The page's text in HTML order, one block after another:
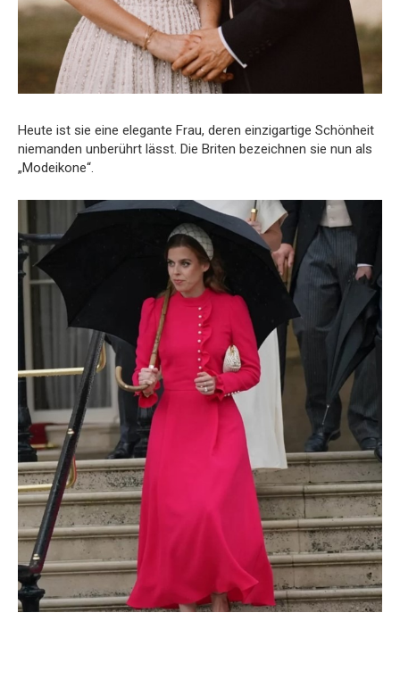
Heute ist sie eine elegante Frau, deren einzigartige Schönheit
niemanden unberührt lässt. Die Briten bezeichnen sie nun als
„Modeikone“.